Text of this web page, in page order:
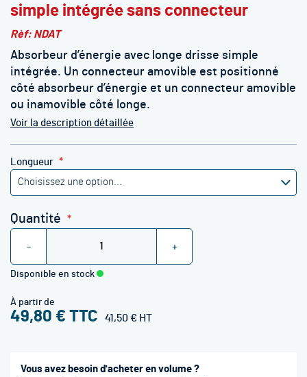
simple intégrée sans connecteur
Rèf: NDAT
Absorbeur d’énergie avec longe drisse simple
intégrée. Un connecteur amovible est positionné
côté absorbeur d’énergie et un connecteur amovible
ou inamovible côté longe.
Voir la description détaillée
Longueur
Quantité
- +
À partir de
49,80 € 41,50 €
Disponible en stock
Vous avez besoin d'acheter en volume ?